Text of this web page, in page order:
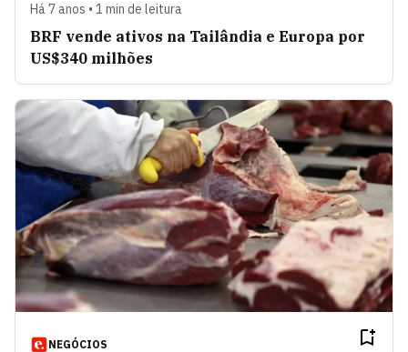
Há 7 anos • 1 min de leitura
BRF vende ativos na Tailândia e Europa por
US$340 milhões
NEGÓCIOS